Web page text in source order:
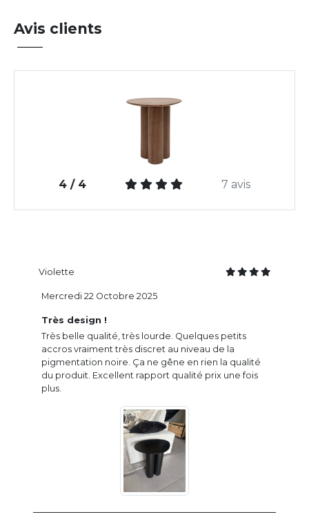
Avis clients
4 / 4 7 avis
Violette
Très design !
Très belle qualité, très lourde. Quelques petits
accros vraiment très discret au niveau de la
pigmentation noire. Ça ne gêne en rien la qualité
du produit. Excellent rapport qualité prix une fois
plus.
Mercredi 22 Octobre 2025